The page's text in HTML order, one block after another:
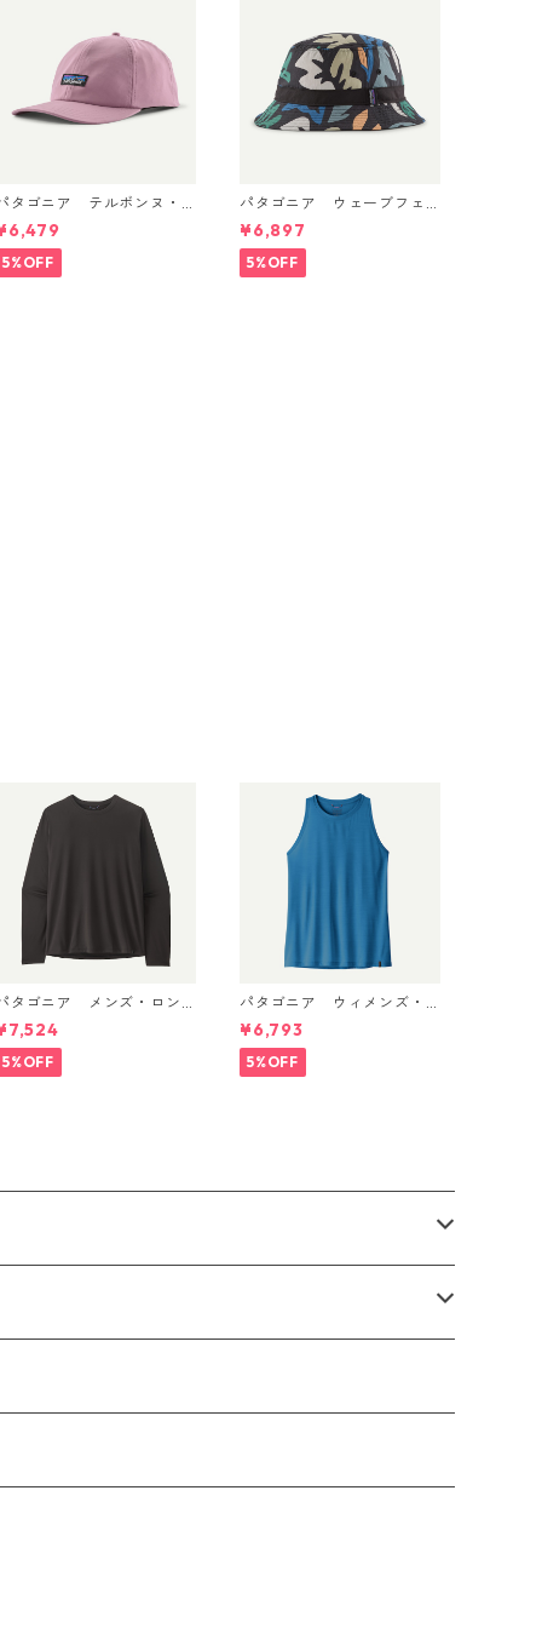
タゴニア テルボンヌ・
ット (カラー Light Viol
Terrebonne
日本正規品 製品番号 3
5%OFF
パタゴニア ウェーブフェ
アラー・バケツ・ハット
（カラーKaleido: Black） P
atagonia Wavefarer™ Buc
ket Hat 日本正規品 製品番
¥6,897
5%OFF
タゴニア メンズ・ロン
スリーブ・キャプリー
・クール・デイリー・シ
ツ Black 45181 日本正規
5%OFF
パタゴニア ウィメンズ・
キャプリーン・クール・ウ
ルトラ・タンク Aquatic Blu
e - Light Aquatic Blue X-
¥6,793
5%OFF